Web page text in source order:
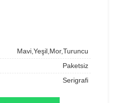
Mavi,Yeşil,Mor,Turuncu
Paketsiz
Serigrafi